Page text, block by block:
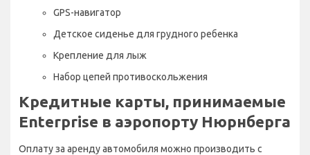
GPS-навигатор
Детское сиденье для грудного ребенка
Крепление для лыж
Набор цепей противоскольжения
Кредитные карты, принимаемые
Enterprise в аэропорту Нюрнберга
Оплату за аренду автомобиля можно производить с